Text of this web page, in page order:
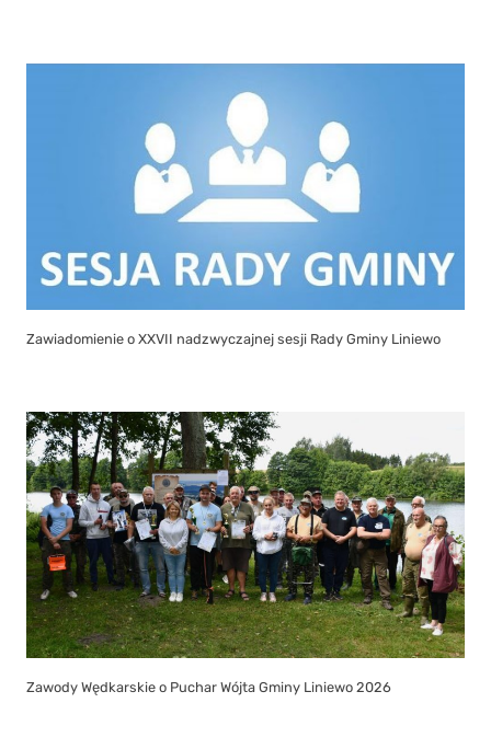
Zawiadomienie o XXVII nadzwyczajnej sesji Rady Gminy Liniewo
Zawody Wędkarskie o Puchar Wójta Gminy Liniewo 2026